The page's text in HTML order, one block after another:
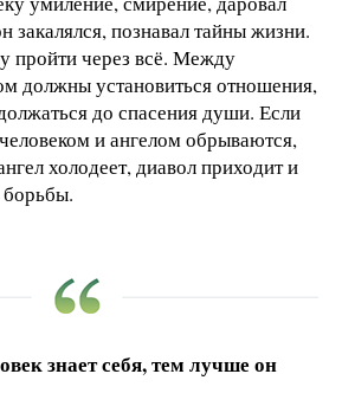
закалялся, познавал тайны жизни.
пройти через всё. Между
должны установиться отношения,
до спасения души. Если
и ангелом обрываются,
холодеет, диавол приходит и
борьбы.
знает себя, тем лучше он